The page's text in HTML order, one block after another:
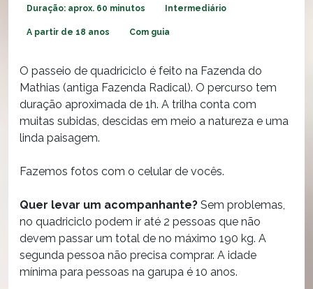
Duração: aprox. 60 minutos Intermediário
A partir de 18 anos Com guia
O passeio de quadriciclo é feito na Fazenda do
Mathias (antiga Fazenda Radical). O percurso tem
duração aproximada de 1h. A trilha conta com
muitas subidas, descidas em meio a natureza e uma
linda paisagem.
Fazemos fotos com o celular de vocês.
Quer levar um acompanhante? Sem problemas,
no quadriciclo podem ir até 2 pessoas que não
devem passar um total de no máximo 190 kg. A
segunda pessoa não precisa comprar. A idade
mínima para pessoas na garupa é 10 anos.